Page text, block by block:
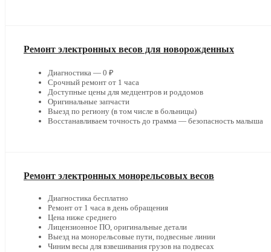
Ремонт электронных весов для новорожденных
Диагностика — 0 ₽
Срочный ремонт от 1 часа
Доступные цены для медцентров и роддомов
Оригинальные запчасти
Выезд по региону (в том числе в больницы)
Восстанавливаем точность до грамма — безопасность малыша
Ремонт электронных монорельсовых весов
Диагностика бесплатно
Ремонт от 1 часа в день обращения
Цена ниже среднего
Лицензионное ПО, оригинальные детали
Выезд на монорельсовые пути, подвесные линии
Чиним весы для взвешивания грузов на подвесах